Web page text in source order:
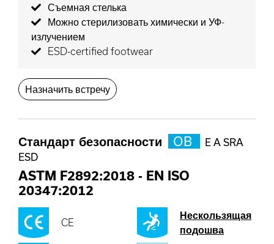
Съемная стелька
Можно стерилизовать химически и УФ-
излучением
ESD-certified footwear
Назначить встречу
Стандарт безопасности OB
E A SRA
ESD
ASTM F2892:2018 - EN ISO
20347:2012
CE
Нескользящая
подошва